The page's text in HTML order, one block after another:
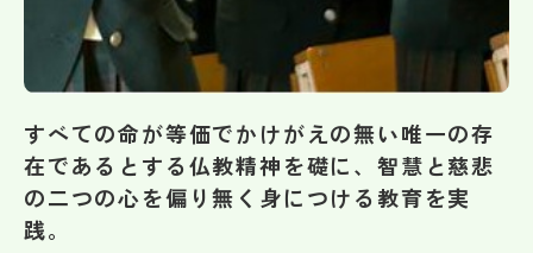
その他
お問い合わせ
すべての命が等価でかけがえの無い唯一の存
在であるとする仏教精神を礎に、智慧と慈悲
の二つの心を偏り無く身につける教育を実
践。